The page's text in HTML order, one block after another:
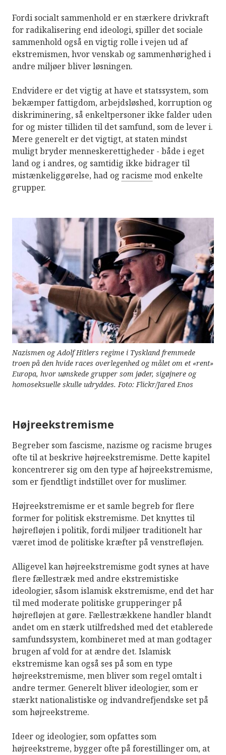
Fordi socialt sammenhold er en stærkere drivkraft
for radikalisering end ideologi, spiller det sociale
sammenhold også en vigtig rolle i vejen ud af
ekstremismen, hvor venskab og sammenhørighed i
andre miljøer bliver løsningen.
Endvidere er det vigtig at have et statssystem, som
bekæmper fattigdom, arbejdsløshed, korruption og
diskriminering, så enkeltpersoner ikke falder uden
for og mister tilliden til det samfund, som de lever i.
Mere generelt er det vigtigt, at staten mindst
muligt bryder menneskerettigheder - både i eget
land og i andres, og samtidig ikke bidrager til
mistænkeliggørelse, had og racisme mod enkelte
grupper.
Nazismen og Adolf Hitlers regime i Tyskland fremmede
troen på den hvide races overlegenhed og målet om et «rent»
Europa, hvor uønskede grupper som jøder, sigøjnere og
homoseksuelle skulle udryddes. Foto: Flickr/Jared Enos
Højreekstremisme
Begreber som fascisme, nazisme og racisme bruges
ofte til at beskrive højreekstremisme. Dette kapitel
koncentrerer sig om den type af højreekstremisme,
som er fjendtligt indstillet over for muslimer.
Højreekstremisme er et samle begreb for flere
former for politisk ekstremisme. Det knyttes til
højrefløjen i politik, fordi miljøer traditionelt har
været imod de politiske kræfter på venstrefløjen.
Alligevel kan højreekstremisme godt synes at have
flere fællestræk med andre ekstremistiske
ideologier, såsom islamisk ekstremisme, end det har
til med moderate politiske grupperinger på
højrefløjen at gøre. Fællestrækkene handler blandt
andet om en stærk utilfredshed med det etablerede
samfundssystem, kombineret med at man godtager
brugen af vold for at ændre det. Islamisk
ekstremisme kan også ses på som en type
højreekstremisme, men bliver som regel omtalt i
andre termer. Generelt bliver ideologier, som er
stærkt nationalistiske og indvandrefjendske set på
som højreekstreme.
Ideer og ideologier, som opfattes som
højreekstreme, bygger ofte på forestillinger om, at